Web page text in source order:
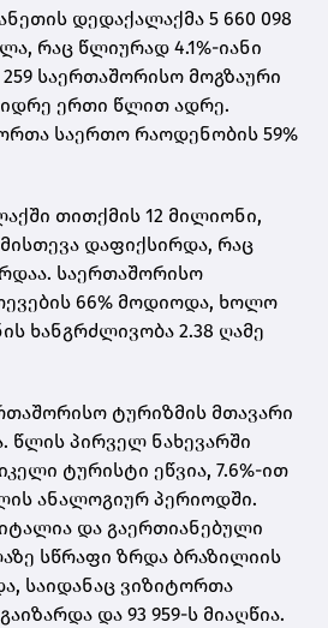
დედაქალაქმა 5 660 098
რაც წლიურად 4.1%-იანი
საერთაშორისო მოგზაური
ერთი წლით ადრე.
საერთო რაოდენობის 59%
თითქმის 12 მილიონი,
დაფიქსირდა, რაც
საერთაშორისო
66% მოდიოდა, ხოლო
ხანგრძლივობა 2.38 ღამე
ტურიზმის მთავარი
წლის პირველ ნახევარში
ტურისტი ეწვია, 7.6%-ით
ანალოგიურ პერიოდში.
და გაერთიანებული
სწრაფი ზრდა ბრაზილიის
საიდანაც ვიზიტორთა
და 93 959-ს მიაღწია.